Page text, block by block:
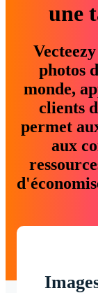
une
photos
monde,
clients
permet
aux